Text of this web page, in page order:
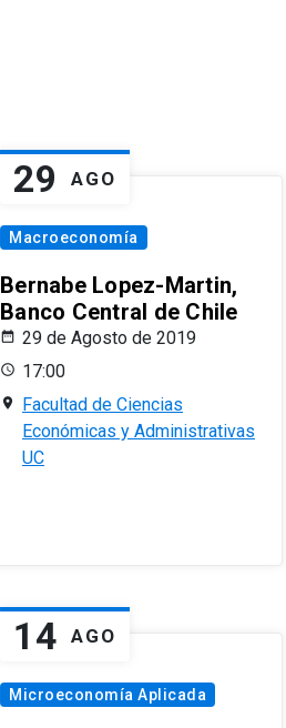
29 AGO
Macroeconomía
Bernabe Lopez-Martin,
Banco Central de Chile
29 de Agosto de 2019
17:00
Facultad de Ciencias
Económicas y Administrativas
UC
14 AGO
Microeconomía Aplicada